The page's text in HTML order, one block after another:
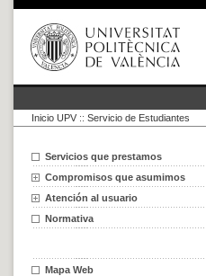
Inicio UPV :: Servicio de Estudiantes
Servicios que prestamos
Compromisos que asumimos
Atención al usuario
Normativa
Mapa Web